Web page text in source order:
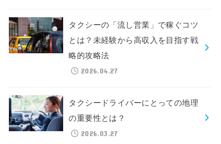
タクシーの「流し営業」で稼ぐコツ
とは？未経験から高収入を目指す戦
略的攻略法
2026.04.27
タクシードライバーにとっての地理
の重要性とは？
2026.03.27